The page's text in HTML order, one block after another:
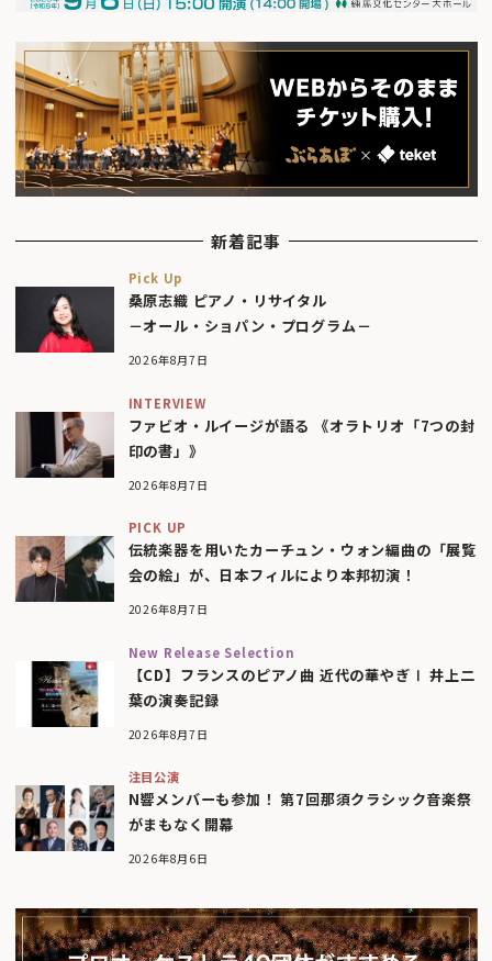
新着記事
Pick Up
桑原志織 ピアノ・リサイタル
－オール・ショパン・プログラム－
2026年8月7日
INTERVIEW
ファビオ・ルイージが語る 《オラトリオ「7つの封
印の書」》
2026年8月7日
PICK UP
伝統楽器を用いたカーチュン・ウォン編曲の「展覧
会の絵」が、日本フィルにより本邦初演！
2026年8月7日
New Release Selection
【CD】フランスのピアノ曲 近代の華やぎⅠ 井上二
葉の演奏記録
2026年8月7日
注目公演
N響メンバーも参加！ 第7回那須クラシック音楽祭
がまもなく開幕
2026年8月6日